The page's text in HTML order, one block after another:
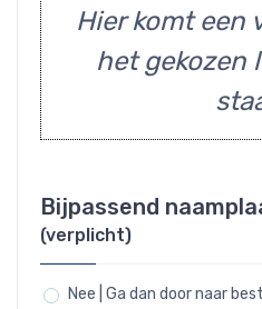
Hier komt een
het gekozen
Bijpassend
(verplicht)
Nee | Ga dan door naar